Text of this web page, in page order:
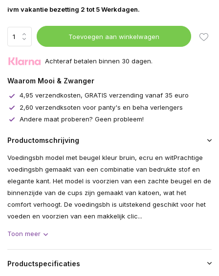
ivm vakantie bezetting 2 tot 5 Werkdagen.
Toevoegen aan winkelwagen
Achteraf betalen binnen 30 dagen.
Waarom Mooi & Zwanger
4,95 verzendkosten, GRATIS verzending vanaf 35 euro
2,60 verzendksoten voor panty's en beha verlengers
Andere maat proberen? Geen probleem!
Productomschrijving
Voedingsbh model met beugel kleur bruin, ecru en witPrachtige
voedingsbh gemaakt van een combinatie van bedrukte stof en
elegante kant. Het model is voorzien van een zachte beugel en de
binnenzijde van de cups zijn gemaakt van katoen, wat het
comfort verhoogt. De voedingsbh is uitstekend geschikt voor het
voeden en voorzien van een makkelijk clic...
Toon meer
Productspecificaties